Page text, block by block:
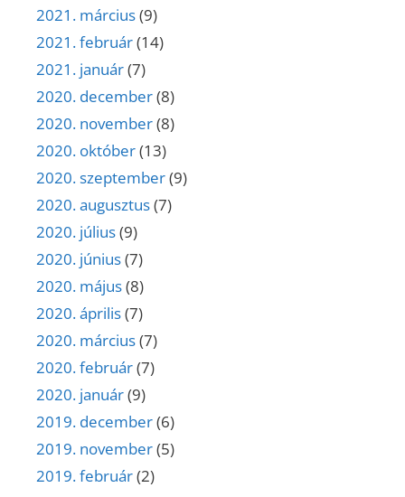
2021. március(9)
2021. február(14)
2021. január(7)
2020. december(8)
2020. november(8)
2020. október(13)
2020. szeptember(9)
2020. augusztus(7)
2020. július(9)
2020. június(7)
2020. május(8)
2020. április(7)
2020. március(7)
2020. február(7)
2020. január(9)
2019. december(6)
2019. november(5)
2019. február(2)